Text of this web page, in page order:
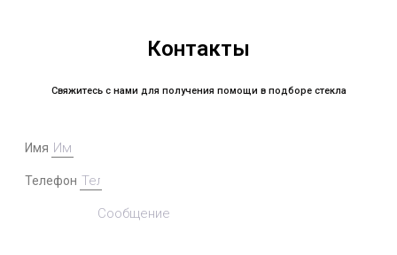
Контакты
Свяжитесь с нами для получения помощи в подборе стекла
Имя
Телефон